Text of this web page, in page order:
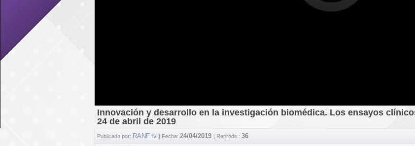
Innovación y desarrollo en la investigación biomédica. Los ensayos
24 de abril de 2019
Publicado por: RANF.tv | Fecha: 24/04/2019 | Reprods.: 36